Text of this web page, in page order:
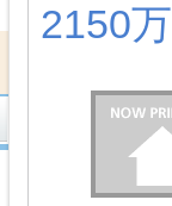
2150万